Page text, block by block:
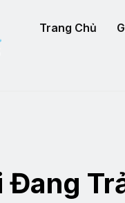
Trang Chủ
Đang